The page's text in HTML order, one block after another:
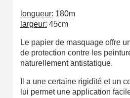
Partagez vos créations et
Gagnez des points de fidélité à
Livraison sous 24 h
Retour produits sous
Réduction de 5€ sur la
longueur: 180m
largeur: 45cm
Le papier de masquage offre
de protection contre les
naturellement antistatique.
Il a une certaine rigidité et un
lui permet une application